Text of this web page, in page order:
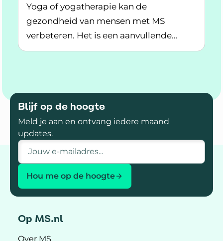
Yoga of yogatherapie kan de
gezondheid van mensen met MS
verbeteren. Het is een aanvullende
behandeling. Bijvoorbeeld bij angst,
Lees meer over Yogatherapie bij MS
Blijf op de hoogte
Meld je aan en ontvang iedere maand
updates.
E-mailadres
Hou me op de hoogte
Op MS.nl
Over MS